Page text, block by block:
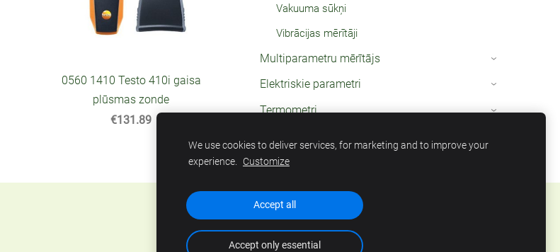
Vakuuma sūkņi
Vibrācijas mērītāji
Multiparametru mērītājs ›
Elektriskie parametri ›
Termometri ›
0560 1410 Testo 410i gaisa
plūsmas zonde
€131.89
We use cookies to deliver services, for marketing and to improve your
experience. Customize
Accept all
Accept only essential